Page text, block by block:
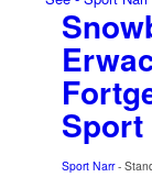
Sport
Sport Narr-